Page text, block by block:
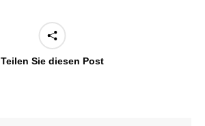
Teilen Sie diesen Post